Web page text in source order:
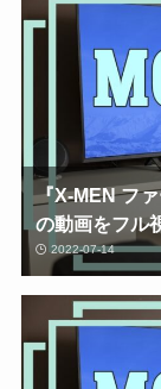
『X-MEN フ
の動画をフル
2022-07-14